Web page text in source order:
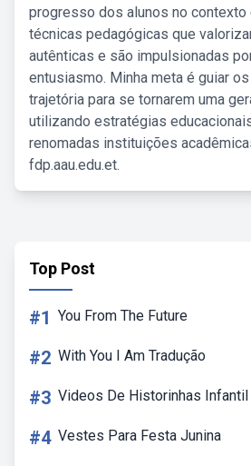
progresso dos alunos no contexto
técnicas pedagógicas que
autênticas e são impulsionadas
entusiasmo. Minha meta é guiar
trajetória para se tornarem uma
utilizando estratégias
renomadas instituições
fdp.aau.edu.et.
Top Post
#1 You From The Future
#2 With You I Am Tradução
#3 Videos De Historinhas Infantil
#4 Vestes Para Festa Junina